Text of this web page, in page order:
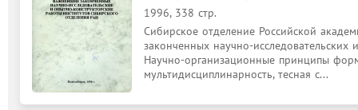
1996, 338 стр.
Сибирское отделение Российской
законченных научно-исследовательских
Научно-организационные принципы
мультидисциплинарность, тесная с...